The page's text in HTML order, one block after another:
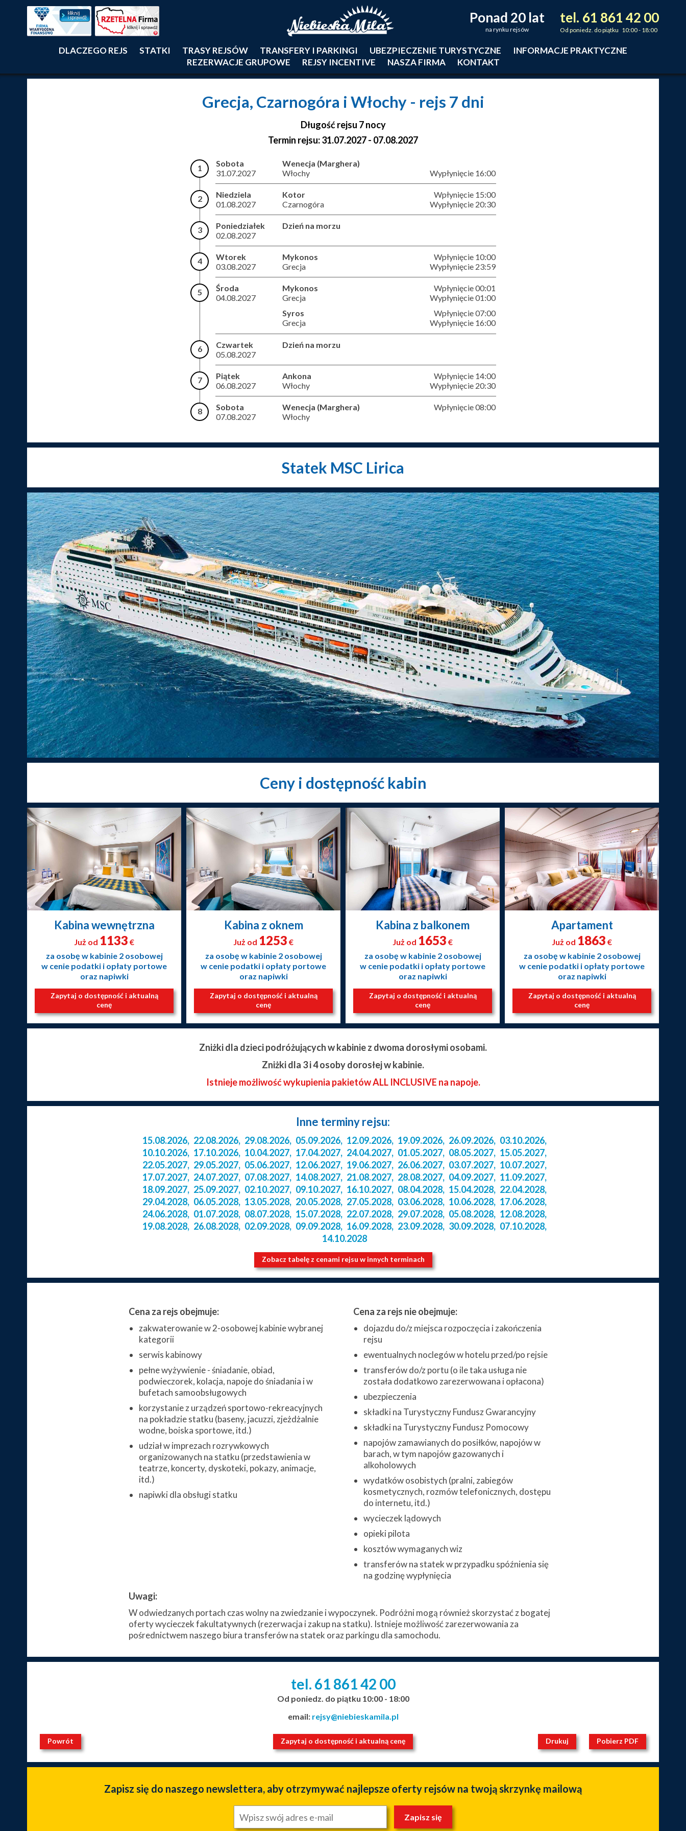
tel. 61 861 42 00
Od poniedz. do piątku 10:00 - 18:00
Ponad 20 lat
na rynku rejsów
DLACZEGO REJS STATKI TRASY REJSÓW TRANSFERY I PARKINGI UBEZPIECZENIE TURYSTYCZNE
INFORMACJE PRAKTYCZNE
REZERWACJE GRUPOWE
REJSY INCENTIVE NASZA FIRMA KONTAKT
Grecja, Czarnogóra i Włochy - rejs 7 dni
Długość rejsu 7 nocy
Termin rejsu: 31.07.2027 - 07.08.2027
1
Sobota
31.07.2027
Wenecja (Marghera)
Włochy
Wypłynięcie 16:00
2
Niedziela
01.08.2027
Kotor
Czarnogóra
Wpłynięcie 15:00
Wypłynięcie 20:30
3
Poniedziałek
02.08.2027
Dzień na morzu
4
Wtorek
03.08.2027
Mykonos
Grecja
Wpłynięcie 10:00
Wypłynięcie 23:59
5
Środa
04.08.2027
Mykonos
Grecja
Wpłynięcie 00:01
Wypłynięcie 01:00
Syros
Grecja
Wpłynięcie 07:00
Wypłynięcie 16:00
6
Czwartek
05.08.2027
Dzień na morzu
7
Piątek
06.08.2027
Ankona
Włochy
Wpłynięcie 14:00
Wypłynięcie 20:30
8
Sobota
07.08.2027
Wenecja (Marghera)
Włochy
Wpłynięcie 08:00
Statek MSC Lirica
Ceny i dostępność kabin
Kabina wewnętrzna
Już od 1133 €
za osobę w kabinie 2 osobowej
w cenie podatki i opłaty portowe
oraz napiwki
Zapytaj o dostępność i aktualną
cenę
Kabina z oknem
Już od 1253 €
za osobę w kabinie 2 osobowej
w cenie podatki i opłaty portowe
oraz napiwki
Zapytaj o dostępność i aktualną
cenę
Kabina z balkonem
Już od 1653 €
za osobę w kabinie 2 osobowej
w cenie podatki i opłaty portowe
oraz napiwki
Zapytaj o dostępność i aktualną
cenę
Apartament
Już od 1863 €
za osobę w kabinie 2 osobowej
w cenie podatki i opłaty portowe
oraz napiwki
Zapytaj o dostępność i aktualną
cenę
Zniżki dla dzieci podróżujących w kabinie z dwoma dorosłymi osobami.
Zniżki dla 3 i 4 osoby dorosłej w kabinie.
Istnieje możliwość wykupienia pakietów ALL INCLUSIVE na napoje.
Inne terminy rejsu:
15.08.2026, 22.08.2026, 29.08.2026, 05.09.2026, 12.09.2026, 19.09.2026, 26.09.2026, 03.10.2026,
10.10.2026, 17.10.2026, 10.04.2027, 17.04.2027, 24.04.2027, 01.05.2027, 08.05.2027, 15.05.2027,
22.05.2027, 29.05.2027, 05.06.2027, 12.06.2027, 19.06.2027, 26.06.2027, 03.07.2027, 10.07.2027,
17.07.2027, 24.07.2027, 07.08.2027, 14.08.2027, 21.08.2027, 28.08.2027, 04.09.2027, 11.09.2027,
18.09.2027, 25.09.2027, 02.10.2027, 09.10.2027, 16.10.2027, 08.04.2028, 15.04.2028, 22.04.2028,
29.04.2028, 06.05.2028, 13.05.2028, 20.05.2028, 27.05.2028, 03.06.2028, 10.06.2028, 17.06.2028,
24.06.2028, 01.07.2028, 08.07.2028, 15.07.2028, 22.07.2028, 29.07.2028, 05.08.2028, 12.08.2028,
19.08.2028, 26.08.2028, 02.09.2028, 09.09.2028, 16.09.2028, 23.09.2028, 30.09.2028, 07.10.2028,
14.10.2028
Zobacz tabelę z cenami rejsu w innych terminach
Cena za rejs obejmuje:
zakwaterowanie w 2-osobowej kabinie wybranej
kategorii
serwis kabinowy
pełne wyżywienie - śniadanie, obiad,
podwieczorek, kolacja, napoje do śniadania i w
bufetach samoobsługowych
korzystanie z urządzeń sportowo-rekreacyjnych
na pokładzie statku (baseny, jacuzzi, zjeżdżalnie
wodne, boiska sportowe, itd.)
udział w imprezach rozrywkowych
organizowanych na statku (przedstawienia w
teatrze, koncerty, dyskoteki, pokazy, animacje,
itd.)
napiwki dla obsługi statku
Cena za rejs nie obejmuje:
dojazdu do/z miejsca rozpoczęcia i zakończenia
rejsu
ewentualnych noclegów w hotelu przed/po rejsie
transferów do/z portu (o ile taka usługa nie
została dodatkowo zarezerwowana i opłacona)
ubezpieczenia
składki na Turystyczny Fundusz Gwarancyjny
składki na Turystyczny Fundusz Pomocowy
napojów zamawianych do posiłków, napojów w
barach, w tym napojów gazowanych i
alkoholowych
wydatków osobistych (pralni, zabiegów
kosmetycznych, rozmów telefonicznych, dostępu
do internetu, itd.)
wycieczek lądowych
opieki pilota
kosztów wymaganych wiz
transferów na statek w przypadku spóźnienia się
na godzinę wypłynięcia
Uwagi:
W odwiedzanych portach czas wolny na zwiedzanie i wypoczynek. Podróżni mogą również skorzystać z bogatej
oferty wycieczek fakultatywnych (rezerwacja i zakup na statku). Istnieje możliwość zarezerwowania za
pośrednictwem naszego biura transferów na statek oraz parkingu dla samochodu.
tel. 61 86142 00
Od poniedz. do piątku 10:00 - 18:00
email: rejsy@niebieskamila.pl
Powrót Zapytaj o dostępność i aktualną cenę Drukuj Pobierz PDF
Zapisz się do naszego newslettera, aby otrzymywać najlepsze oferty rejsów na twoją skrzynkę mailową
Zapisz się